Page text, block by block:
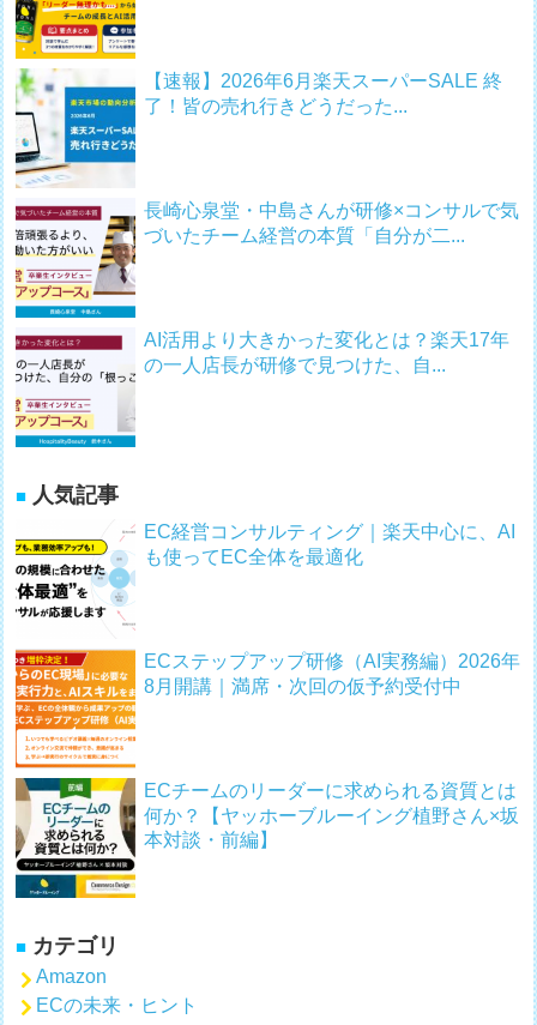
【速報】2026年6月楽天スーパーSALE 終
了！皆の売れ行きどうだった...
長崎心泉堂・中島さんが研修×コンサルで気
づいたチーム経営の本質「自分が二...
AI活用より大きかった変化とは？楽天17年
の一人店長が研修で見つけた、自...
人気記事
EC経営コンサルティング｜楽天中心に、AI
も使ってEC全体を最適化
ECステップアップ研修（AI実務編）2026年
8月開講｜満席・次回の仮予約受付中
ECチームのリーダーに求められる資質とは
何か？【ヤッホーブルーイング植野さん×坂
本対談・前編】
カテゴリ
Amazon
ECの未来・ヒント